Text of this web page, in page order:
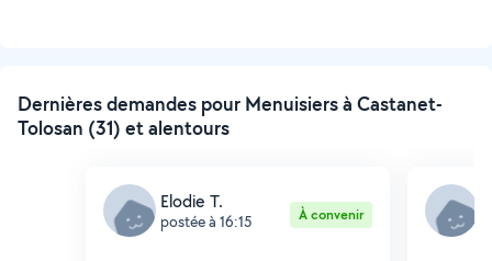
Dernières demandes pour Menuisiers à Castanet-
Tolosan (31) et alentours
Elodie T.
postée à 16:15 À convenir